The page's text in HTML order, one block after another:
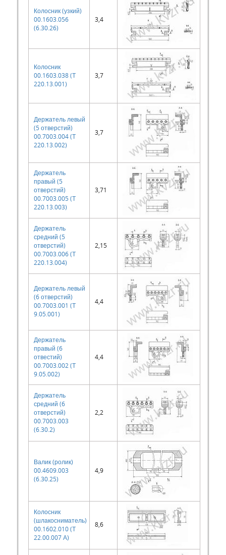
Колосник (узкий)
00.1603.056
(6.30.26)
3,4
Колосник
00.1603.038 (Т
220.13.001)
3,7
Держатель левый
(5 отверстий)
00.7003.004 (Т
220.13.002)
3,7
Держатель
правый (5
отверстий)
00.7003.005 (Т
220.13.003)
3,71
Держатель
средний (5
отверстий)
00.7003.006 (Т
220.13.004)
2,15
Держатель левый
(6 отверстий)
00.7003.001 (Т
9.05.001)
4,4
Держатель
правый (6
отвестий)
00.7003.002 (Т
9.05.002)
4,4
Держатель
средний (6
отверстий)
00.7003.003
(6.30.2)
2,2
Валик (ролик)
00.4609.003
(6.30.25)
4,9
Колосник
(шлакосниматель)
00.1602.010 (Т
22.00.007 А)
8,6